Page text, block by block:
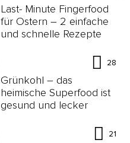
Last- Minute Fingerfood
für Ostern – 2 einfache
und schnelle Rezepte
28
Grünkohl – das
heimische Superfood ist
gesund und lecker
21